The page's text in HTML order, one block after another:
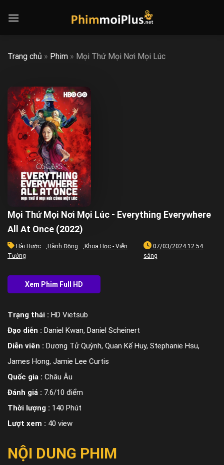
Trang chủ » Phim » Mọi Thứ Mọi Nơi Mọi Lúc
Mọi Thứ Mọi Nơi Mọi Lúc - Everything Everywhere
All At Once (2022)
Hài Hước , Hành Động , Khoa Học - Viễn
Tưởng
07/03/2024 12:54
sáng
Trạng thái : HD Vietsub
Đạo diễn : Daniel Kwan, Daniel Scheinert
Diễn viên : Dương Tử Quỳnh, Quan Kế Huy, Stephanie Hsu,
James Hong, Jamie Lee Curtis
Quốc gia : Châu Âu
Đánh giá : 7.6/10 điểm
Thời lượng : 140 Phút
Lượt xem : 40 view
NỘI DUNG PHIM